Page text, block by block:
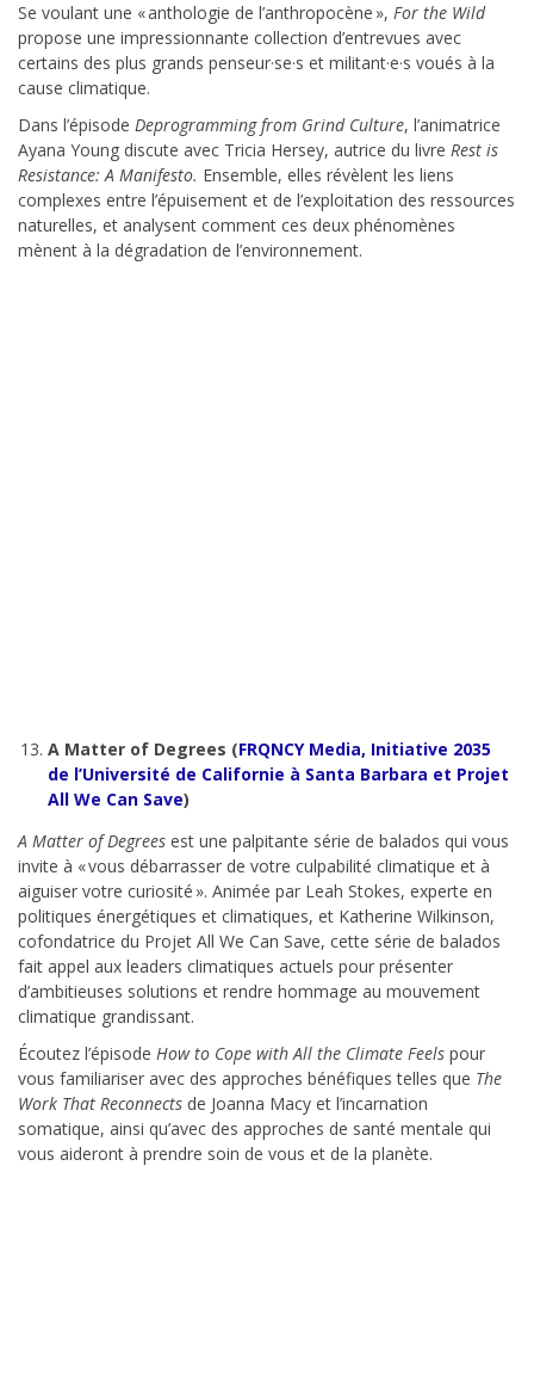
Se voulant une « anthologie de l’anthropocène », For the Wild
propose une impressionnante collection d’entrevues avec
certains des plus grands penseur·se·s et militant·e·s voués à la
cause climatique.
Dans l’épisode Deprogramming from Grind Culture, l’animatrice
Ayana Young discute avec Tricia Hersey, autrice du livre Rest is
Resistance: A Manifesto. Ensemble, elles révèlent les liens
complexes entre l’épuisement et de l’exploitation des ressources
naturelles, et analysent comment ces deux phénomènes
mènent à la dégradation de l’environnement.
A Matter of Degrees (FRQNCY Media, Initiative 2035
de l’Université de Californie à Santa Barbara et Projet
All We Can Save)
A Matter of Degrees est une palpitante série de balados qui vous
invite à « vous débarrasser de votre culpabilité climatique et à
aiguiser votre curiosité ». Animée par Leah Stokes, experte en
politiques énergétiques et climatiques, et Katherine Wilkinson,
cofondatrice du Projet All We Can Save, cette série de balados
fait appel aux leaders climatiques actuels pour présenter
d’ambitieuses solutions et rendre hommage au mouvement
climatique grandissant.
Écoutez l’épisode How to Cope with All the Climate Feels pour
vous familiariser avec des approches bénéfiques telles que The
Work That Reconnects de Joanna Macy et l’incarnation
somatique, ainsi qu’avec des approches de santé mentale qui
vous aideront à prendre soin de vous et de la planète.